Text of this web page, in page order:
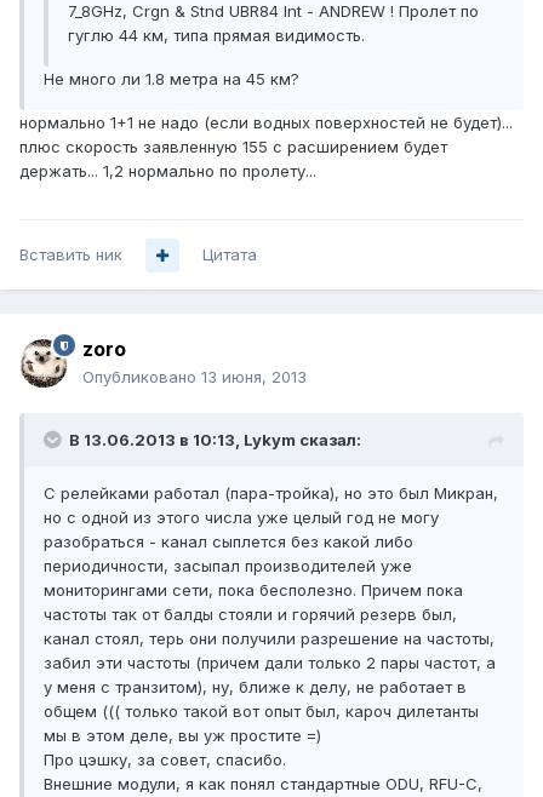
7_8GHz, Crgn & Stnd UBR84 Int - ANDREW ! Пролет по
гуглю 44 км, типа прямая видимость.
Не много ли 1.8 метра на 45 км?
нормально 1+1 не надо (если водных поверхностей не будет)...
плюс скорость заявленную 155 с расширением будет
держать... 1,2 нормально по пролету...
Вставить ник Цитата
zoro
Опубликовано 13 июня, 2013
В 13.06.2013 в 10:13, Lykym сказал:
С релейками работал (пара-тройка), но это был Микран,
но с одной из этого числа уже целый год не могу
разобраться - канал сыплется без какой либо
периодичности, засыпал производителей уже
мониторингами сети, пока бесполезно. Причем пока
частоты так от балды стояли и горячий резерв был,
канал стоял, терь они получили разрешение на частоты,
забил эти частоты (причем дали только 2 пары частот, а
у меня с транзитом), ну, ближе к делу, не работает в
общем ((( только такой вот опыт был, кароч дилетанты
мы в этом деле, вы уж простите =)
Про цэшку, за совет, спасибо.
Внешние модули, я как понял стандартные ODU, RFU-C,